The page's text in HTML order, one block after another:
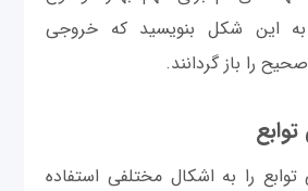
به این شکل بنویسید که خروجی
را باز گردانند.
توابع را به اشکال مختلفی استفاده